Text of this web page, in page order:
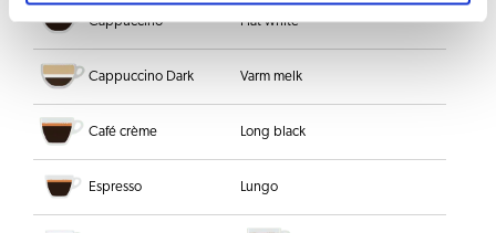
Cappuccino Flat white
Cappuccino Dark Varm melk
Café crème Long black
Espresso Lungo